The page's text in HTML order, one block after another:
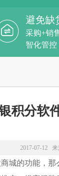
避免缺
采购+销
智化管控
积分软
2017-07-12 来
的功能，那